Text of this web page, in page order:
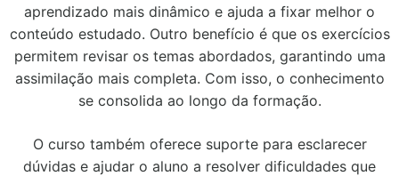
aprendizado mais dinâmico e ajuda a fixar melhor o
conteúdo estudado. Outro benefício é que os exercícios
permitem revisar os temas abordados, garantindo uma
assimilação mais completa. Com isso, o conhecimento
se consolida ao longo da formação.
O curso também oferece suporte para esclarecer
dúvidas e ajudar o aluno a resolver dificuldades que